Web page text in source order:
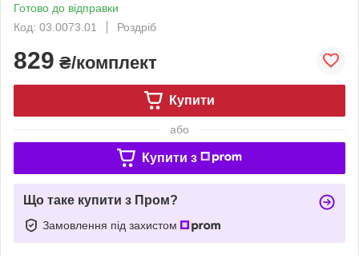
Готово до відправки
Код: 03.0073.01
Роздріб
829 ₴/комплект
Купити
або
Купити з
Що таке купити з Пром?
Замовлення під захистом